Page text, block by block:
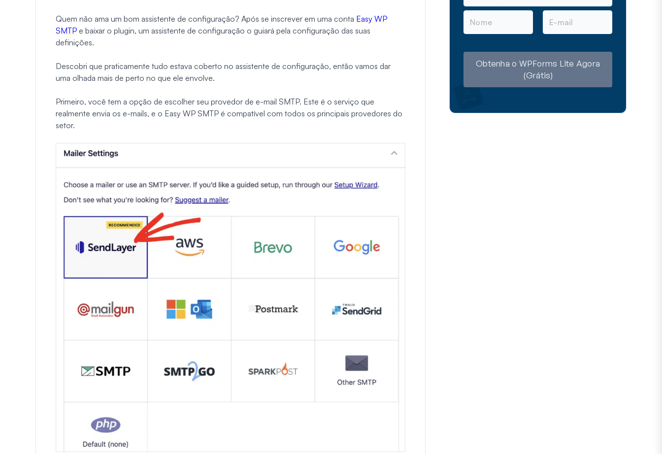
Quem não ama um bom assistente de configuração? Após se inscrever em uma conta Easy WP
SMTP e baixar o plugin, um assistente de configuração o guiará pela configuração das suas
definições.
Descobri que praticamente tudo estava coberto no assistente de configuração, então vamos dar
uma olhada mais de perto no que ele envolve.
Primeiro, você tem a opção de escolher seu provedor de e-mail SMTP. Este é o serviço que
realmente envia os e-mails, e o Easy WP SMTP é compatível com todos os principais provedores do
setor.
N
m
E
m
Obtenha o WPForms Lite Agora
(Grátis)